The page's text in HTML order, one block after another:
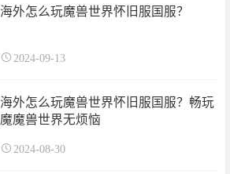
海外怎么玩魔兽世界怀旧服国服？
2024-09-13
海外怎么玩魔兽世界怀旧服国服？畅玩
魔魔兽世界无烦恼
2024-08-30